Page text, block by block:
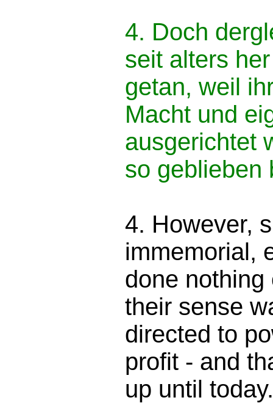
4. Doch
seit alters
getan, weil
Macht und
ausgerichtet
so geblieben
4. However,
immemorial,
done
their sense
directed to
profit - and
up until today.